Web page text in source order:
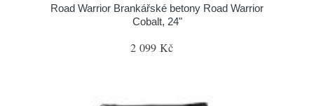
Road Warrior Brankářské betony Road Warrior
Cobalt, 24"
2 099 Kč